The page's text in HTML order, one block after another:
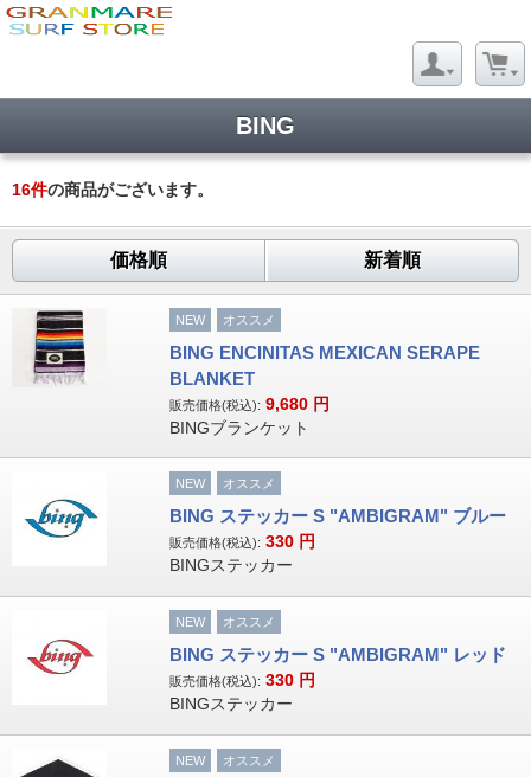
BING
16件の商品がございます。
価格順 新着順
NEW オススメ
BING ENCINITAS MEXICAN SERAPE
BLANKET
販売価格(税込): 9,680 円
BINGブランケット
NEW オススメ
BING ステッカー S "AMBIGRAM" ブルー
販売価格(税込): 330 円
BINGステッカー
NEW オススメ
BING ステッカー S "AMBIGRAM" レッド
販売価格(税込): 330 円
BINGステッカー
NEW オススメ